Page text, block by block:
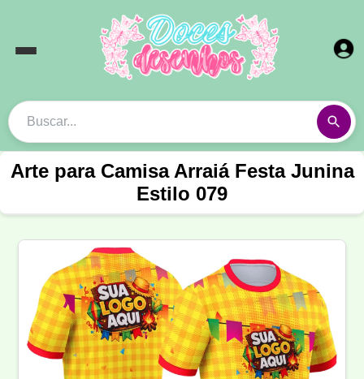
Arte para Camisa Arraiá Festa Junina
Estilo 079